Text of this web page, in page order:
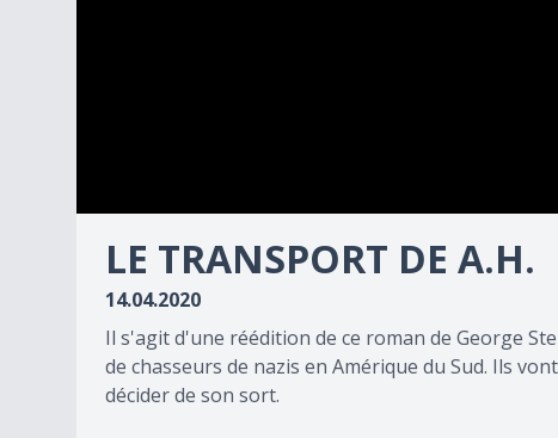
seconds
minutes,
secondsVolume
90%
LE TRANSPORT DE A.H.
14.04.2020
Il s'agit d'une réédition de ce roman de George
de chasseurs de nazis en Amérique du Sud. Ils
décider de son sort.